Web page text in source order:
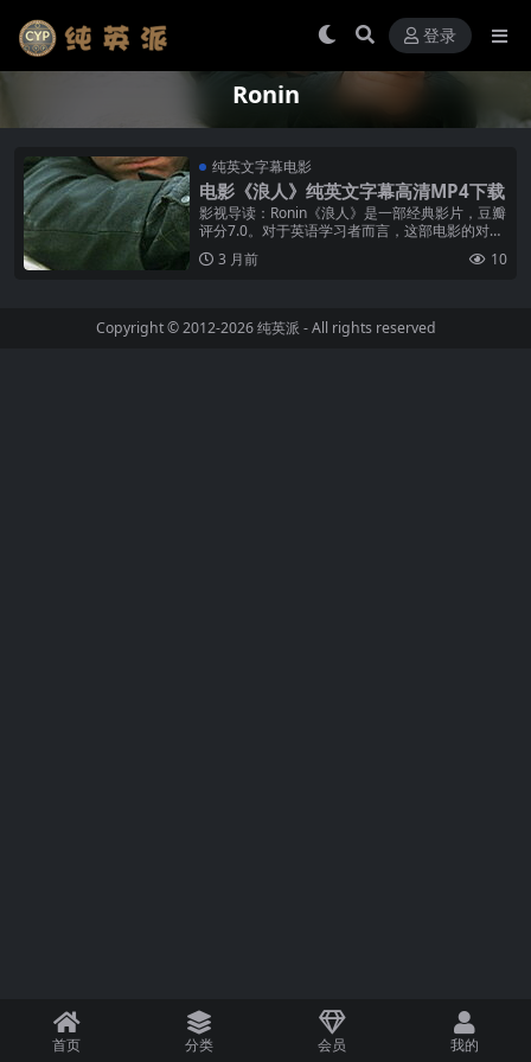
登录
Ronin
纯英文字幕电影
电影《浪人》纯英文字幕高清MP4下载
影视导读：Ronin《浪人》是一部经典影片，豆瓣
评分7.0。对于英语学习者而言，这部电影的对白
语言丰富，是提升听力和口语表达能力的绝佳素
材。 英语学习推荐：《浪...
3 月前 10
Copyright © 2012-2026纯英派 - All rights reserved
首页 分类 会员 我的